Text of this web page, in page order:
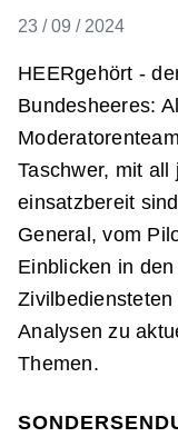
23 / 09 / 2024
HEERgehört -
Bundesheeres:
Taschwer, mit
einsatzbereit
General, vom
Einblicken in
Analysen zu
Themen.